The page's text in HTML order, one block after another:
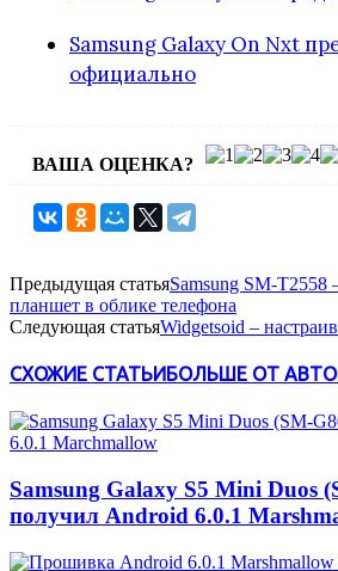
Samsung Galaxy On Nxt
официально
ВАША ОЦЕНКА?
Предыдущая статьяSamsung SM-
планшет в облике телефона
Следующая статьяWidgetsoid –
СХОЖИЕ СТАТЬИБОЛЬШЕ ОТ
Samsung Galaxy S5 Mini Duos
получил Android 6.0.1